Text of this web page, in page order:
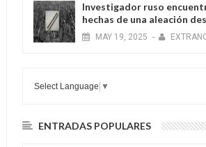
Investigador ruso
hechas de una aleación
MAY 19, 2025 -
Select Language ▼
ENTRADAS POPULARES